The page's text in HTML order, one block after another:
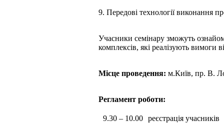
9. Передові технології виконання
Учасники семінару зможуть
комплексів, які реалізують
Мiсце проведення: м.Київ, пр. В.
Регламент роботи:
9.30 – 10.00 реєстрація учасників